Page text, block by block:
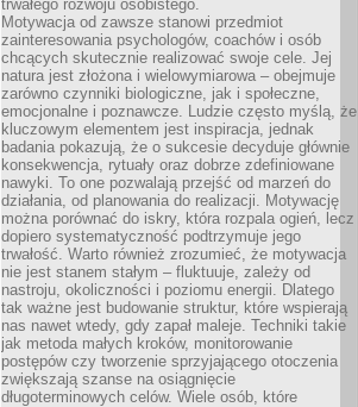
trwałego rozwoju osobistego.
Motywacja od zawsze stanowi przedmiot
zainteresowania psychologów, coachów i osób
chcących skutecznie realizować swoje cele. Jej
natura jest złożona i wielowymiarowa – obejmuje
zarówno czynniki biologiczne, jak i społeczne,
emocjonalne i poznawcze. Ludzie często myślą, że
kluczowym elementem jest inspiracja, jednak
badania pokazują, że o sukcesie decyduje głównie
konsekwencja, rytuały oraz dobrze zdefiniowane
nawyki. To one pozwalają przejść od marzeń do
działania, od planowania do realizacji. Motywację
można porównać do iskry, która rozpala ogień, lecz
dopiero systematyczność podtrzymuje jego
trwałość. Warto również zrozumieć, że motywacja
nie jest stanem stałym – fluktuuje, zależy od
nastroju, okoliczności i poziomu energii. Dlatego
tak ważne jest budowanie struktur, które wspierają
nas nawet wtedy, gdy zapał maleje. Techniki takie
jak metoda małych kroków, monitorowanie
postępów czy tworzenie sprzyjającego otoczenia
zwiększają szanse na osiągnięcie
długoterminowych celów. Wiele osób, które